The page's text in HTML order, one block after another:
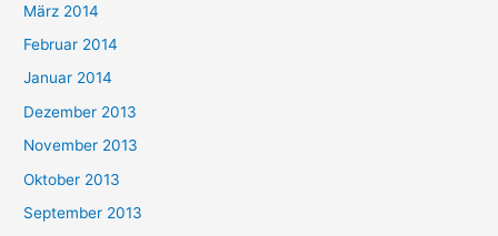
März 2014
Februar 2014
Januar 2014
Dezember 2013
November 2013
Oktober 2013
September 2013